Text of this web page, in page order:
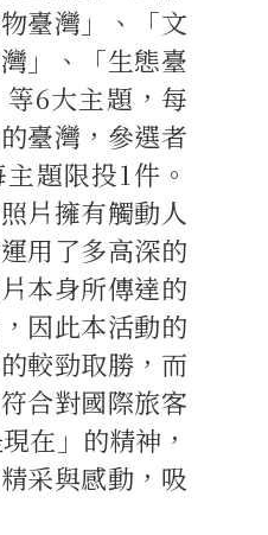
臺灣」、「文
」、「生態臺
6大主題，每
臺灣，參選者
題限投1件。
片擁有觸動人
用了多高深的
本身所傳達的
因此本活動的
較勁取勝，而
合對國際旅客
在」的精神，
采與感動，吸